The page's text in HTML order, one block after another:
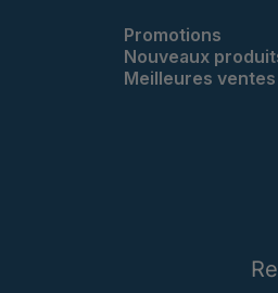
Promotions
Nouveaux
Meilleures ventes